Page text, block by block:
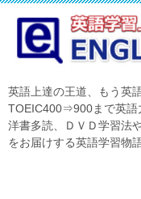
英語上達の王道、もう英
TOEIC400⇒900まで英語
洋書多読、ＤＶＤ学習法
をお届けする英語学習物語